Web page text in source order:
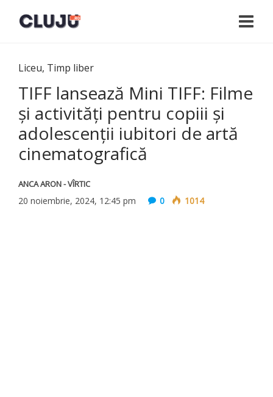
Liceu, Timp liber
TIFF lansează Mini TIFF: Filme
și activități pentru copiii și
adolescenții iubitori de artă
cinematografică
ANCA ARON - VÎRTIC
20 noiembrie, 2024, 12:45 pm 0 1014